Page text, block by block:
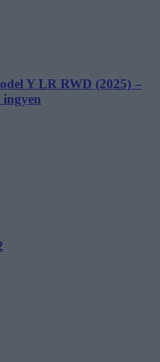
Y LR RWD (2025) –
ingyen